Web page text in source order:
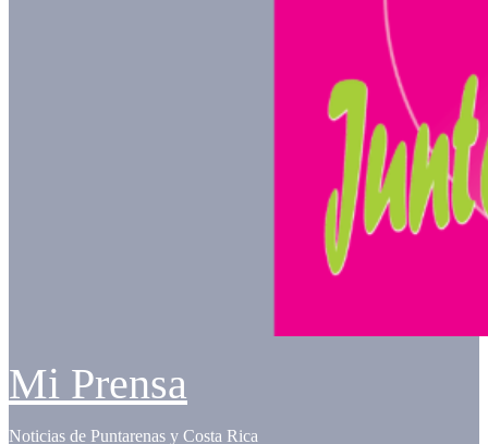
Mi Prensa
Noticias de Puntarenas y Costa Rica